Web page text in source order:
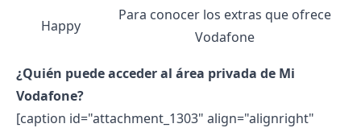
Happy
Para conocer los extras que ofrece
Vodafone
¿Quién puede acceder al área privada de Mi
Vodafone?
[caption id="attachment_1303" align="alignright"